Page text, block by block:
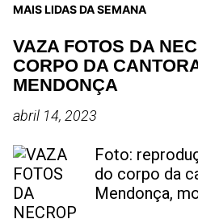
MAIS LIDAS DA SEMANA
VAZA FOTOS DA
CORPO DA
MENDONÇA
abril 14, 2023
Foto:
do corpo da
Mendonça,